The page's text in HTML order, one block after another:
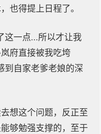
也得提上日程了。
这一点...所以才让我
府直接被我吃垮
到自家老爹老娘的深
想这个问题，反正至
够勉强支撑的，至于